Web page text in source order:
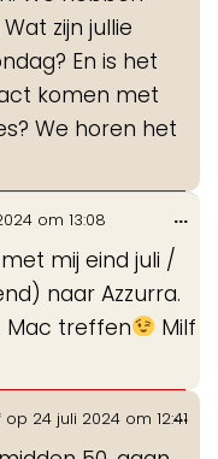
zijn jullie
En is het
komen met
We horen het
om 13:08
mij eind juli /
naar Azzurra.
Mac treffen
Milf
...
op 24 juli 2024 om 12:41
...